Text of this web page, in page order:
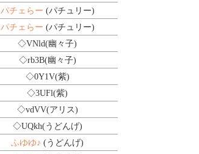
パチェらー (パチュリー)
パチェらー (パチュリー)
◇VNld(幽々子)
◇rb3B(幽々子)
◇0Y1V(紫)
◇3UFl(紫)
◇vdVV(アリス)
◇UQkh(うどんげ)
ふゆゆ♪ (うどんげ)